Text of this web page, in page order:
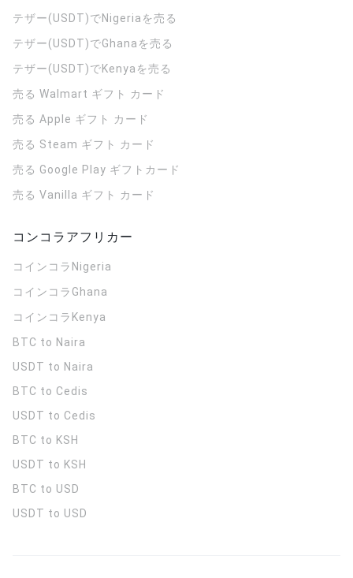
テザー(USDT)でNigeriaを売る
テザー(USDT)でGhanaを売る
テザー(USDT)でKenyaを売る
売る Walmart ギフト カード
売る Apple ギフト カード
売る Steam ギフト カード
売る Google Play ギフトカード
売る Vanilla ギフト カード
コンコラアフリカー
コインコラ Nigeria
コインコラ Ghana
コインコラ Kenya
BTC to Naira
USDT to Naira
BTC to Cedis
USDT to Cedis
BTC to KSH
USDT to KSH
BTC to USD
USDT to USD